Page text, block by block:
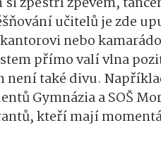
učitelů je zde
nebo
přímo valí vlna
není také divu.
Gymnázia a SOŠ
kteří mají